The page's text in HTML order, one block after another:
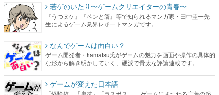
若ゲのいたり〜ゲームクリエイターの青春〜
『うつヌケ』『ペンと箸』等で知られるマンガ家・田中圭一先
生によるゲーム業界レポートマンガです。
なんでゲームは面白い？
ゲーム開発者・hamatsu氏がゲームの魅力を画面や操作の具体的
な形から解き明かしていく、硬派で骨太な評論連載です。
ゲームが変えた日本語